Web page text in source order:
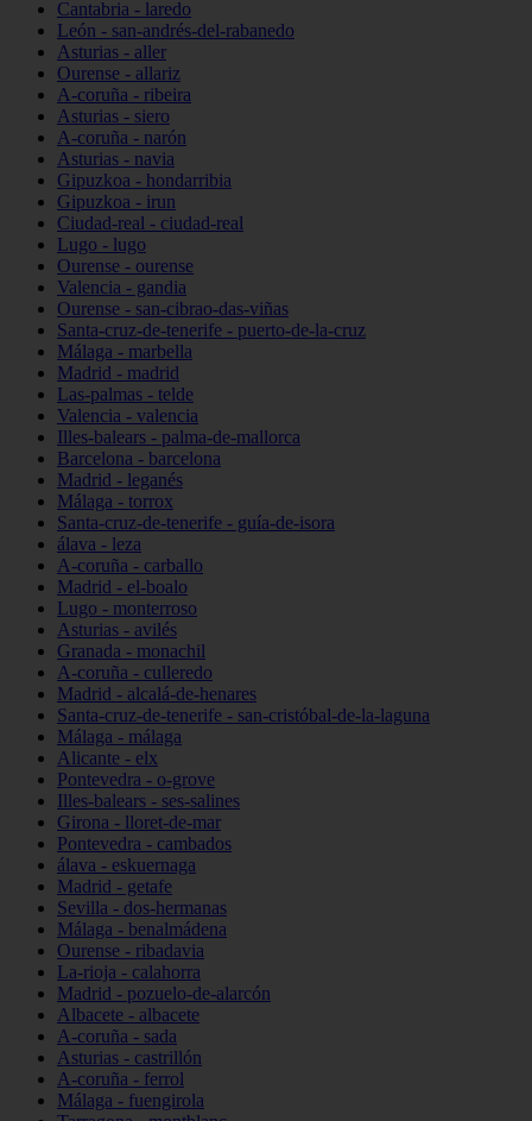
Cantabria - laredo
León - san-andrés-del-rabanedo
Asturias - aller
Ourense - allariz
A-coruña - ribeira
Asturias - siero
A-coruña - narón
Asturias - navia
Gipuzkoa - hondarribia
Gipuzkoa - irun
Ciudad-real - ciudad-real
Lugo - lugo
Ourense - ourense
Valencia - gandia
Ourense - san-cibrao-das-viñas
Santa-cruz-de-tenerife - puerto-de-la-cruz
Málaga - marbella
Madrid - madrid
Las-palmas - telde
Valencia - valencia
Illes-balears - palma-de-mallorca
Barcelona - barcelona
Madrid - leganés
Málaga - torrox
Santa-cruz-de-tenerife - guía-de-isora
álava - leza
A-coruña - carballo
Madrid - el-boalo
Lugo - monterroso
Asturias - avilés
Granada - monachil
A-coruña - culleredo
Madrid - alcalá-de-henares
Santa-cruz-de-tenerife - san-cristóbal-de-la-laguna
Málaga - málaga
Alicante - elx
Pontevedra - o-grove
Illes-balears - ses-salines
Girona - lloret-de-mar
Pontevedra - cambados
álava - eskuernaga
Madrid - getafe
Sevilla - dos-hermanas
Málaga - benalmádena
Ourense - ribadavia
La-rioja - calahorra
Madrid - pozuelo-de-alarcón
Albacete - albacete
A-coruña - sada
Asturias - castrillón
A-coruña - ferrol
Málaga - fuengirola